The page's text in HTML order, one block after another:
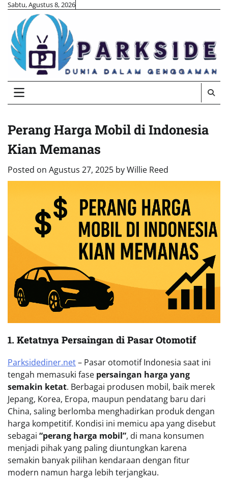
Skip
content
Sabtu, Agustus 8, 2026
Perang Harga Mobil di Indonesia
Kian Memanas
Posted on Agustus 27, 2025 byWillie Reed
1. Ketatnya Persaingan di Pasar Otomotif
Parksidediner.net– Pasar otomotif Indonesia saat ini
tengah memasuki fase persaingan harga yang
semakin ketat. Berbagai produsen mobil, baik merek
Jepang, Korea, Eropa, maupun pendatang baru dari
China, saling berlomba menghadirkan produk dengan
harga kompetitif. Kondisi ini memicu apa yang disebut
sebagai “perang harga mobil”, di mana konsumen
menjadi pihak yang paling diuntungkan karena
semakin banyak pilihan kendaraan dengan fitur
modern namun harga lebih terjangkau.